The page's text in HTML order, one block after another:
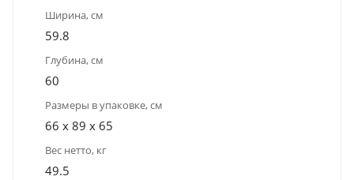
Ширина, см
59.8
Глубина, см
60
Размеры в упаковке, см
66 x 89 x 65
Вес нетто, кг
49.5